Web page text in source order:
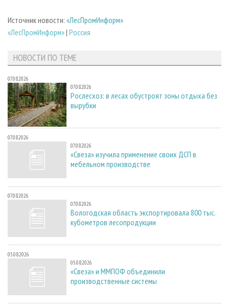
Источник новости: «ЛесПромИнформ»
«ЛесПромИнформ»| Россия
НОВОСТИ ПО ТЕМЕ
07.08.2026
07.08.2026
Рослесхоз: в лесах обустроят зоны отдыха без
вырубки
07.08.2026
07.08.2026
«Свеза» изучила применение своих ДСП в
мебельном производстве
07.08.2026
07.08.2026
Вологодская область экспортировала 800 тыс.
кубометров лесопродукции
05.08.2026
05.08.2026
«Свеза» и ММПОФ объединили
производственные системы